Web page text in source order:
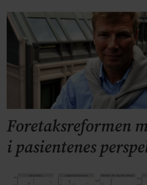
Foretaksreformen
i pasientenes